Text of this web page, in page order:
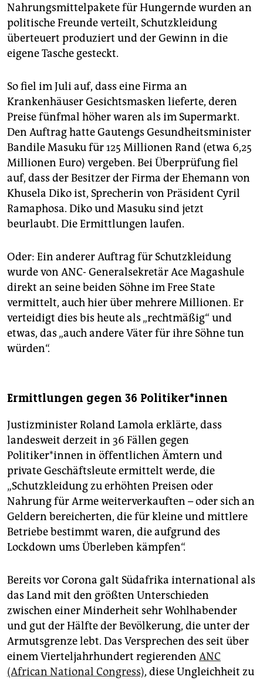
Nahrungsmittelpakete für Hungernde wurden an
politische Freunde verteilt, Schutzkleidung
überteuert produziert und der Gewinn in die
eigene Tasche gesteckt.
So fiel im Juli auf, dass eine Firma an
Krankenhäuser Gesichtsmasken lieferte, deren
Preise fünfmal höher waren als im Supermarkt.
Den Auftrag hatte Gautengs Gesundheitsminister
Bandile Masuku für 125 Millionen Rand (etwa 6,25
Millionen Euro) vergeben. Bei Überprüfung fiel
auf, dass der Besitzer der Firma der Ehemann von
Khusela Diko ist, Sprecherin von Präsident Cyril
Ramaphosa. Diko und Masuku sind jetzt
beurlaubt. Die Ermittlungen laufen.
Oder: Ein anderer Auftrag für Schutzkleidung
wurde von ANC- Generalsekretär Ace Magashule
direkt an seine beiden Söhne im Free State
vermittelt, auch hier über mehrere Millionen. Er
verteidigt dies bis heute als „rechtmäßig“ und
etwas, das „auch andere Väter für ihre Söhne tun
würden“.
Ermittlungen gegen 36 Politiker*innen
Justizminister Roland Lamola erklärte, dass
landesweit derzeit in 36 Fällen gegen
Politiker*innen in öffentlichen Ämtern und
private Geschäftsleute ermittelt werde, die
„Schutzkleidung zu erhöhten Preisen oder
Nahrung für Arme weiterverkauften – oder sich an
Geldern bereicherten, die für kleine und mittlere
Betriebe bestimmt waren, die aufgrund des
Lockdown ums Überleben kämpfen“.
Bereits vor Corona galt Südafrika international als
das Land mit den größten Unterschieden
zwischen einer Minderheit sehr Wohlhabender
und gut der Hälfte der Bevölkerung, die unter der
Armutsgrenze lebt. Das Versprechen des seit über
einem Vierteljahrhundert regierenden ANC
(African National Congress), diese Ungleichheit zu